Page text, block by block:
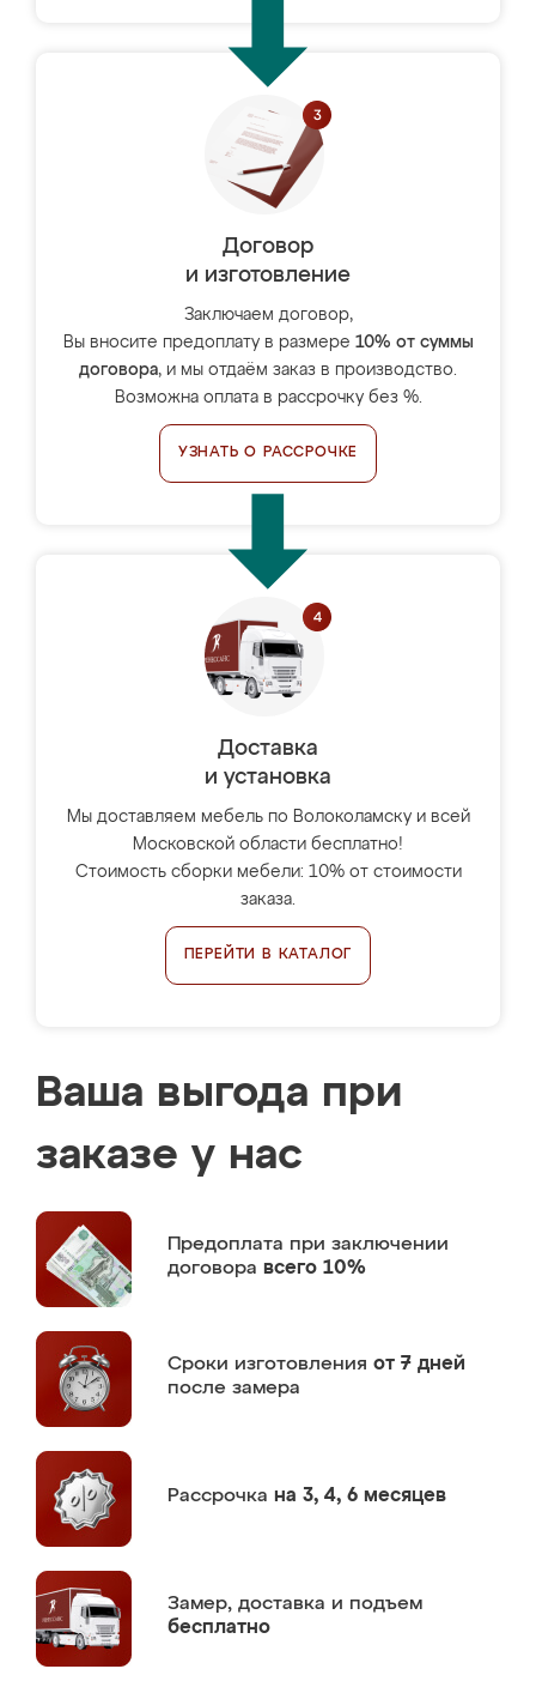
Договор
и изготовление
Заключаем договор,
Вы вносите предоплату в размере 10% от суммы
договора, и мы отдаём заказ в производство.
Возможна оплата в рассрочку без %.
УЗНАТЬ О РАССРОЧКЕ
Доставка
и установка
Мы доставляем мебель по Волоколамску и всей
Московской области бесплатно!
Стоимость сборки мебели: 10% от стоимости
заказа.
ПЕРЕЙТИ В КАТАЛОГ
Ваша выгода при
заказе у нас
Предоплата при заключении
договора всего 10%
Сроки изготовления от 7 дней
после замера
Рассрочка на 3, 4, 6 месяцев
Замер, доставка и подъем
бесплатно